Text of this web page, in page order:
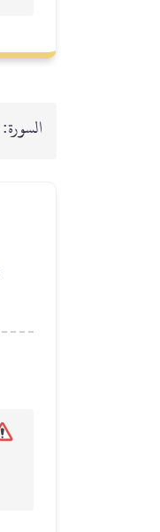
السورة: